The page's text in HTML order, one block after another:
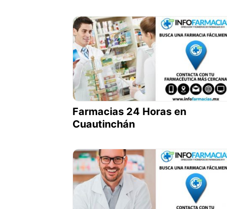
Farmacias 24 Horas en
Cuautinchán